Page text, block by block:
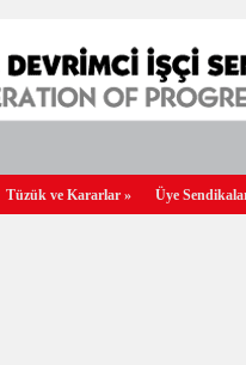
Tüzük ve Kararlar » Üye